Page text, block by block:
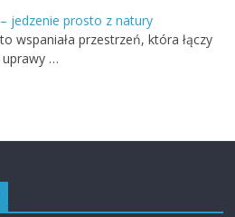
jedzenie prosto z natury
wspaniała przestrzeń, która łączy
…